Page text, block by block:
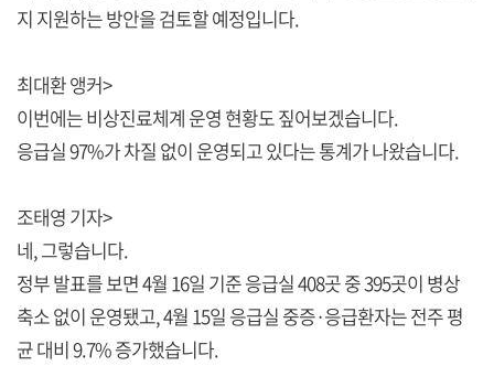
지 지원하는 방안을 검토할 예정입니다.
최대환 앵커>
이번에는 비상진료체계 운영 현황도 짚어보겠습니다.
응급실 97%가 차질 없이 운영되고 있다는 통계가 나왔습니다.
조태영 기자>
네, 그렇습니다.
정부 발표를 보면 4월 16일 기준 응급실 408곳 중 395곳이 병상
축소 없이 운영됐고, 4월 15일 응급실 중증·응급환자는 전주 평
균 대비 9.7% 증가했습니다.